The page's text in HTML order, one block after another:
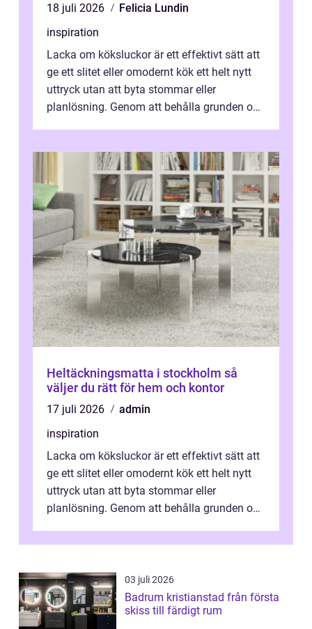
18 juli 2026
Felicia Lundin
inspiration
Lacka om köksluckor är ett effektivt sätt att
ge ett slitet eller omodernt kök ett helt nytt
uttryck utan att byta stommar eller
planlösning. Genom att behålla grunden och
Heltäckningsmatta i stockholm så
väljer du rätt för hem och kontor
17 juli 2026
admin
inspiration
Lacka om köksluckor är ett effektivt sätt att
ge ett slitet eller omodernt kök ett helt nytt
uttryck utan att byta stommar eller
planlösning. Genom att behålla grunden och
03 juli 2026
Badrum kristianstad från första
skiss till färdigt rum